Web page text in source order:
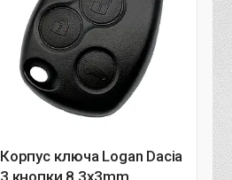
Корпус ключа Logan Dacia
3 кнопки 8.3х3mm